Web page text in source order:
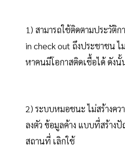
1) สามารถใช้ติดตามประวัติ
in check out ถึงประชาชน ไ
หาคนมีโอกาสติดเชื้อได้ ดังนั้
2) ระบบหมอชนะ ไม่สร้างคว
ลงตัว ข้อมูลค้าง แบบที่สร้า
สถานที่ เลิกใช้